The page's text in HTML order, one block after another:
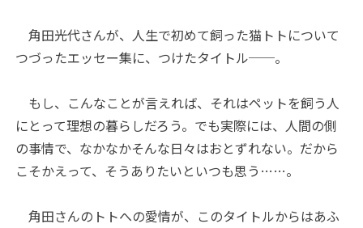
角田光代さんが、人生で初めて飼った猫トトについて
つづったエッセー集に、つけたタイトル──。
もし、こんなことが言えれば、それはペットを飼う人
にとって理想の暮らしだろう。でも実際には、人間の側
の事情で、なかなかそんな日々はおとずれない。だから
こそかえって、そうありたいといつも思う……。
角田さんのトトへの愛情が、このタイトルからはあふ